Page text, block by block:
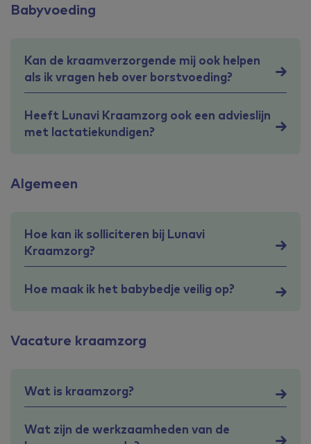
Babyvoeding
Kan de kraamverzorgende mij ook helpen
als ik vragen heb over borstvoeding?
Heeft Lunavi Kraamzorg ook een advieslijn
met lactatiekundigen?
Algemeen
Hoe kan ik solliciteren bij Lunavi
Kraamzorg?
Hoe maak ik het babybedje veilig op?
Vacature kraamzorg
Wat is kraamzorg?
Wat zijn de werkzaamheden van de